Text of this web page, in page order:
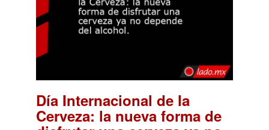
Día Internacional de la
Cerveza: la nueva forma de